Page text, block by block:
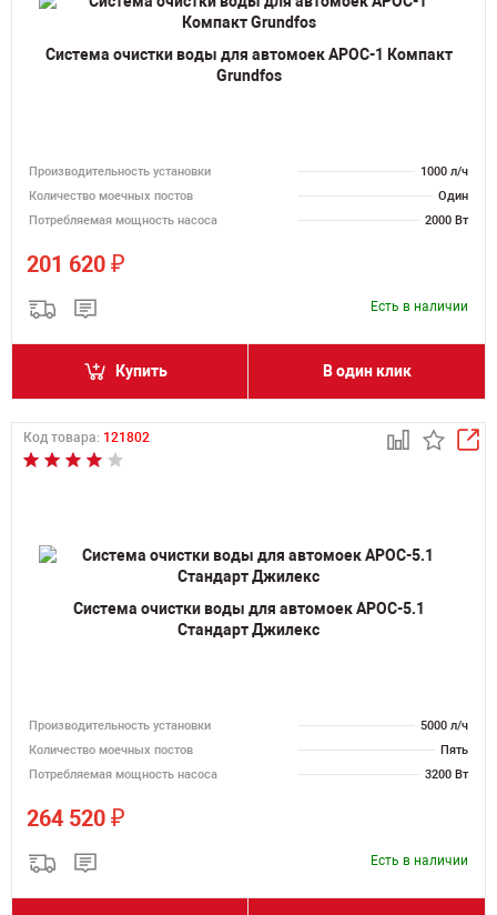
Система очистки воды для автомоек АРОС-1 Компакт
Grundfos
Производительность установки
1000 л/ч
Количество моечных постов
Один
Потребляемая мощность насоса
2000 Вт
201 620 ₽
Есть в наличии
Купить В один клик
Код товара: 121802
Система очистки воды для автомоек АРОС-5.1
Стандарт Джилекс
Производительность установки
5000 л/ч
Количество моечных постов
Пять
Потребляемая мощность насоса
3200 Вт
264 520 ₽
Есть в наличии